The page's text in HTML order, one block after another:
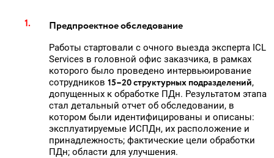
Предпроектное обследование
Работы стартовали с очного выезда эксперта ICL
Services в головной офис заказчика, в рамках
которого было проведено интервьюирование
сотрудников 15–20 структурных подразделений,
допущенных к обработке ПДн. Результатом этапа
стал детальный отчет об обследовании, в
котором были идентифицированы и описаны:
эксплуатируемые ИСПДн, их расположение и
принадлежность; фактические цели обработки
ПДн; области для улучшения.